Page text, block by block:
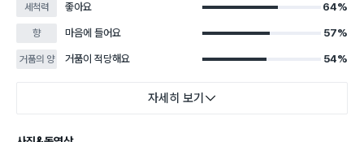
세척력 좋아요 64%
향 마음에 들어요 57%
거품의 양 거품이 적당해요 54%
자세히 보기